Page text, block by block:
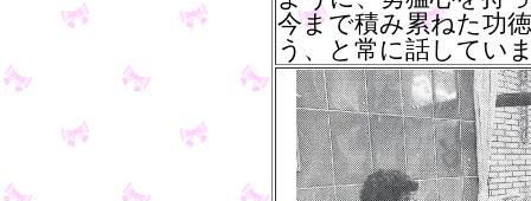
今まで積み累ねた功
う、と常に話してい